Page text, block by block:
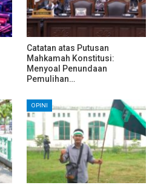
Catatan atas Putusan
Mahkamah Konstitusi:
Menyoal Penundaan
Pemulihan…
OPINI